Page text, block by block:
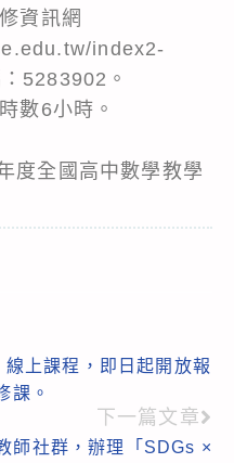
資訊網
index2-
5283902。
數6小時。
度全國高中數學教學
上課程，即日起開放報
課。
下一篇文章
師社群，辦理「SDGs ×